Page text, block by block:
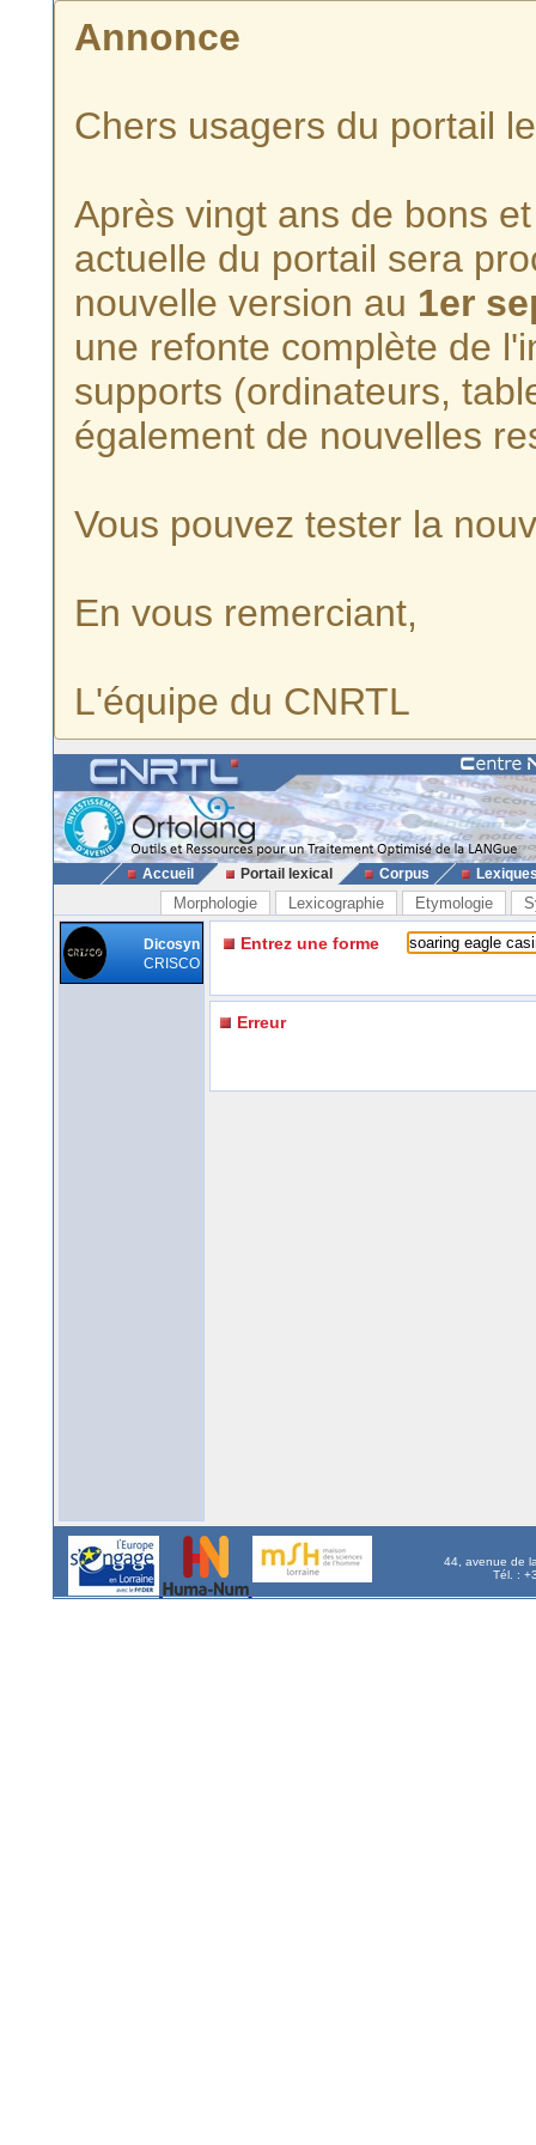
Annonce
Chers usagers du portail
Après vingt ans de bons
actuelle du portail sera
nouvelle version au 1er
une refonte complète de
supports (ordinateurs,
également de nouvelles
Vous pouvez tester la
En vous remerciant,
L'équipe du CNRTL
Accueil Portail lexical Corpus
Morphologie Lexicographie Etymologie
Dicosyn
CRISCO
Entrez une forme
Erreur
44, avenue de
Tél. :